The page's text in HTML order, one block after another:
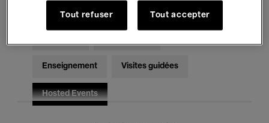
Enseignement Visites guidées
Hosted Events
Tout refuser Tout accepter